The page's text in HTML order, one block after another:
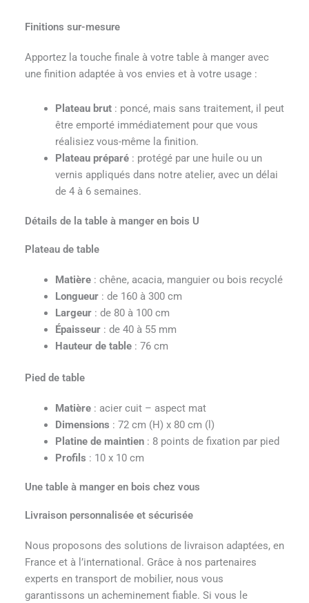
Finitions sur-mesure
Apportez la touche finale à votre table à manger avec
une finition adaptée à vos envies et à votre usage :
Plateau brut: poncé, mais sans traitement, il peut
être emporté immédiatement pour que vous
réalisiez vous-même la finition.
Plateau préparé: protégé par une huile ou un
vernis appliqués dans notre atelier, avec un délai
de 4 à 6 semaines.
Détails de la table à manger en bois U
Plateau de table
Matière: chêne, acacia, manguier ou bois recyclé
Longueur: de 160 à 300 cm
Largeur: de 80 à 100 cm
Épaisseur: de 40 à 55 mm
Hauteur de table: 76 cm
Pied de table
Matière: acier cuit – aspect mat
Dimensions : 72 cm (H) x 80 cm (l)
Platine de maintien: 8 points de fixation par pied
Profils : 10 x 10 cm
Une table à manger en bois chez vous
Livraison personnalisée et sécurisée
Nous proposons des solutions de livraison adaptées, en
France et à l’international. Grâce à nos partenaires
experts en transport de mobilier, nous vous
garantissons un acheminement fiable. Si vous le